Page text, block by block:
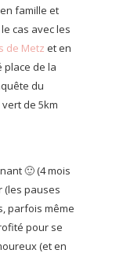
famille et
cas avec les
de Metz et en
place de la
du
de 5km
🙂 (4 mois
(les pauses
parfois même
pour se
(et en